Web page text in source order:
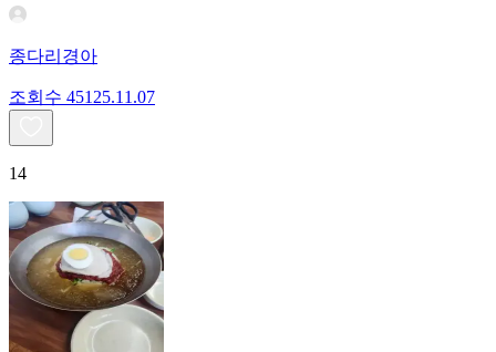
종다리경아
조회수 451 25.11.07
14